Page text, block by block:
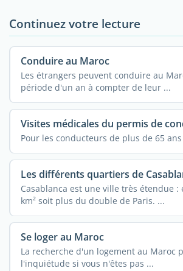
Continuez votre lecture
Conduire au Maroc
Les étrangers peuvent conduire au
période d'un an à compter de leur ...
Visites médicales du permis de
Pour les conducteurs de plus de 65 ans
Les différents quartiers de
Casablanca est une ville très étendue :
km² soit plus du double de Paris. ...
Se loger au Maroc
La recherche d'un logement au Maroc
l'inquiétude si vous n'êtes pas ...